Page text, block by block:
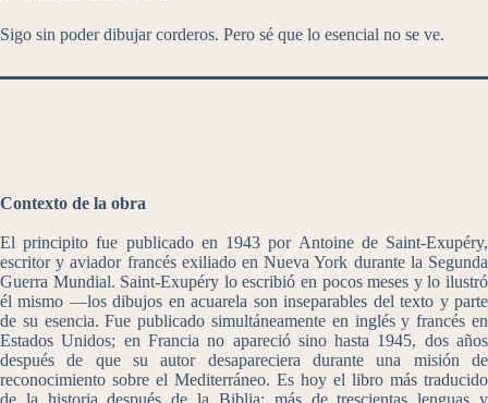
Sigo sin poder dibujar corderos. Pero sé que lo esencial no se ve.
Contexto de la obra
El principito fue publicado en 1943 por Antoine de Saint-Exupéry,
escritor y aviador francés exiliado en Nueva York durante la Segunda
Guerra Mundial. Saint-Exupéry lo escribió en pocos meses y lo ilustró
él mismo —los dibujos en acuarela son inseparables del texto y parte
de su esencia. Fue publicado simultáneamente en inglés y francés en
Estados Unidos; en Francia no apareció sino hasta 1945, dos años
después de que su autor desapareciera durante una misión de
reconocimiento sobre el Mediterráneo. Es hoy el libro más traducido
de la historia después de la Biblia: más de trescientas lenguas y